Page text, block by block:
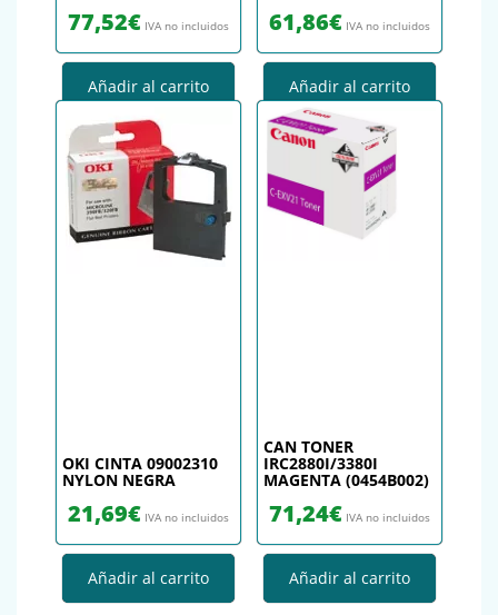
77,52€ IVA no incluidos
Añadir al carrito
61,86€ IVA no incluidos
Añadir al carrito
OKI CINTA 09002310
NYLON NEGRA
21,69€ IVA no incluidos
Añadir al carrito
CAN TONER
IRC2880I/3380I
MAGENTA (0454B002)
71,24€ IVA no incluidos
Añadir al carrito